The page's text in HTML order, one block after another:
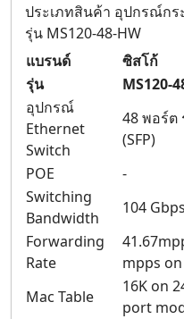
ประเภทสินค้า อุปกรณ์ก
รุ่น MS120-48-HW
แบรนด์
ซิสโก้
รุ่น
MS120-
อุปกรณ์
Ethernet
Switch
48 พอร์ต
(SFP)
POE
-
Switching
Bandwidth
104 Gbps
Forwarding
Rate
mpps
Mac Table
16K on
port